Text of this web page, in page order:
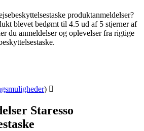
produktanmeldelser?
blevet bedømt til 4.5 ud af 5 stjerner af
du anmeldelser og oplevelser fra rigtige
)
Staresso